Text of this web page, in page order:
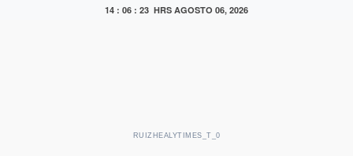
14 : 06 : 25 HRS AGOSTO 06, 2026
RUIZHEALYTIMES_T_0